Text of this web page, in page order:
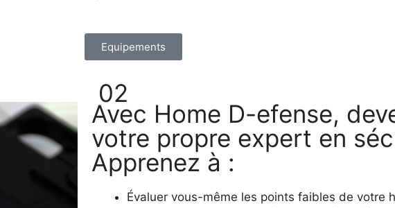
Equipements
02
Avec Home D-efense,
votre propre expert en
Apprenez à :
Évaluer vous-même les points faibles de votre